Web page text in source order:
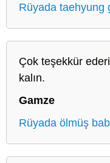
Rüyada taehyung
Çok teşekkür
kalın.
Gamze
Rüyada ölmüş